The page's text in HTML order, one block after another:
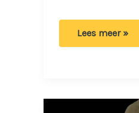
Miriam
gewoon
Lees meer »